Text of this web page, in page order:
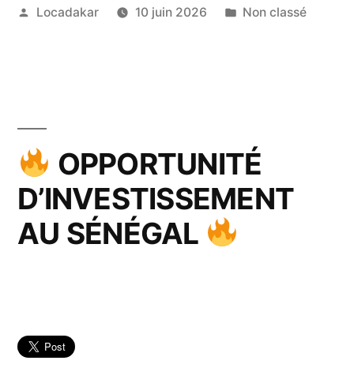
Publié
Locadakar 10 juin 2026
Publié
Non classé
OPPORTUNITÉ
D’INVESTISSEMENT
AU SÉNÉGAL